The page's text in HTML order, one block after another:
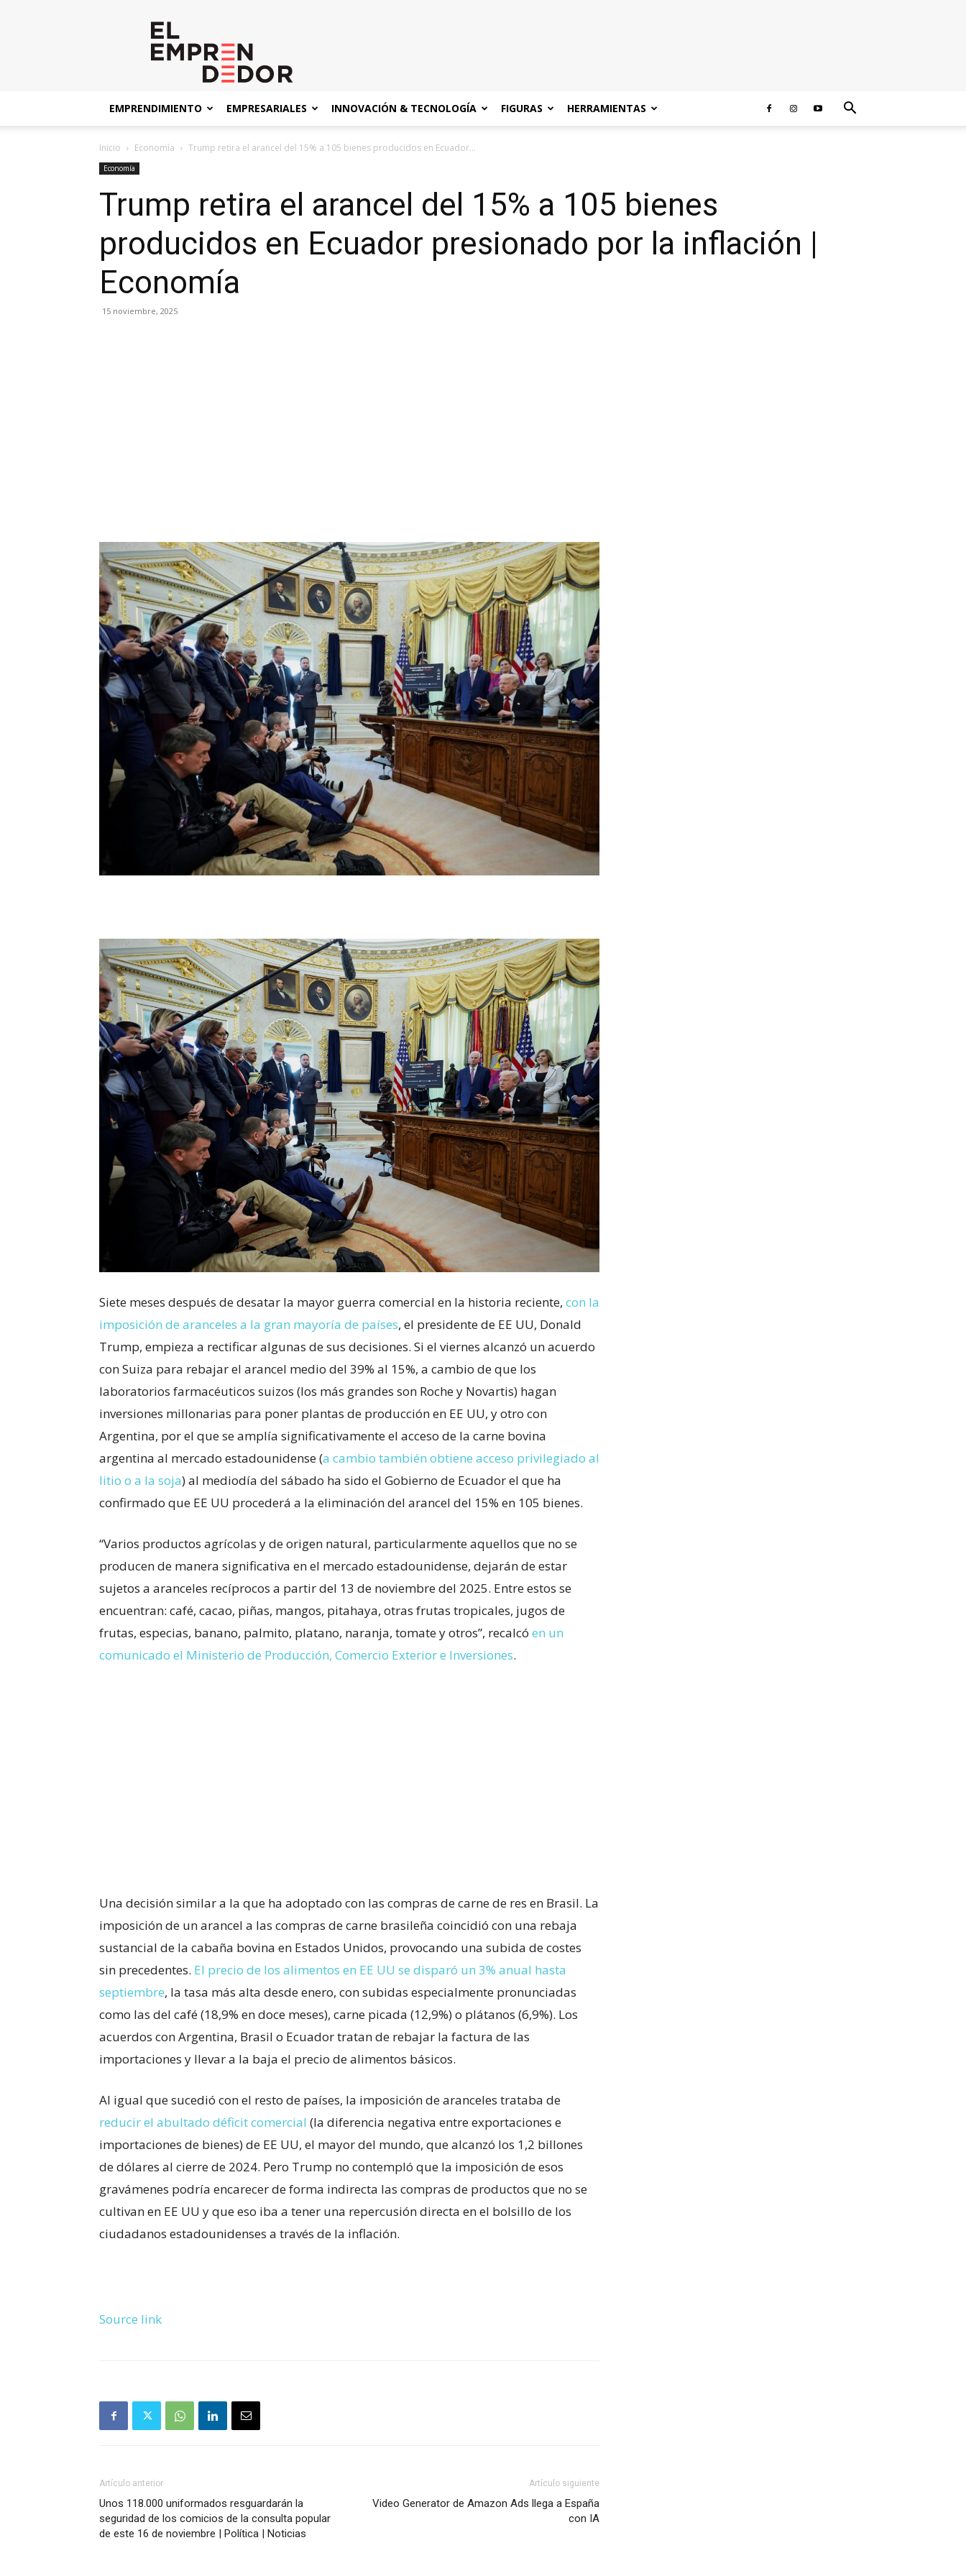
Emprendedor
EMPRENDIMIENTO EMPRESARIALES INNOVACIÓN & TECNOLOGÍA FIGURAS HERRAMIENTAS
Inicio Economía Trump retira el arancel del 15% a 105 bienes producidos en Ecuador...
Economía
Trump retira el arancel del 15% a 105 bienes
producidos en Ecuador presionado por la inflación |
Economía
15 noviembre, 2025
Siete meses después de desatar la mayor guerra comercial en la historia reciente, con la
imposición de aranceles a la gran mayoría de países, el presidente de EE UU, Donald
Trump, empieza a rectificar algunas de sus decisiones. Si el viernes alcanzó un acuerdo
con Suiza para rebajar el arancel medio del 39% al 15%, a cambio de que los
laboratorios farmacéuticos suizos (los más grandes son Roche y Novartis) hagan
inversiones millonarias para poner plantas de producción en EE UU, y otro con
Argentina, por el que se amplía significativamente el acceso de la carne bovina
argentina al mercado estadounidense (a cambio también obtiene acceso privilegiado al
litio o a la soja) al mediodía del sábado ha sido el Gobierno de Ecuador el que ha
confirmado que EE UU procederá a la eliminación del arancel del 15% en 105 bienes.
“Varios productos agrícolas y de origen natural, particularmente aquellos que no se
producen de manera significativa en el mercado estadounidense, dejarán de estar
sujetos a aranceles recíprocos a partir del 13 de noviembre del 2025. Entre estos se
encuentran: café, cacao, piñas, mangos, pitahaya, otras frutas tropicales, jugos de
frutas, especias, banano, palmito, platano, naranja, tomate y otros”, recalcó en un
comunicado el Ministerio de Producción, Comercio Exterior e Inversiones.
Una decisión similar a la que ha adoptado con las compras de carne de res en Brasil. La
imposición de un arancel a las compras de carne brasileña coincidió con una rebaja
sustancial de la cabaña bovina en Estados Unidos, provocando una subida de costes
sin precedentes. El precio de los alimentos en EE UU se disparó un 3% anual hasta
septiembre, la tasa más alta desde enero, con subidas especialmente pronunciadas
como las del café (18,9% en doce meses), carne picada (12,9%) o plátanos (6,9%). Los
acuerdos con Argentina, Brasil o Ecuador tratan de rebajar la factura de las
importaciones y llevar a la baja el precio de alimentos básicos.
Al igual que sucedió con el resto de países, la imposición de aranceles trataba de
reducir el abultado déficit comercial (la diferencia negativa entre exportaciones e
importaciones de bienes) de EE UU, el mayor del mundo, que alcanzó los 1,2 billones
de dólares al cierre de 2024. Pero Trump no contempló que la imposición de esos
gravámenes podría encarecer de forma indirecta las compras de productos que no se
cultivan en EE UU y que eso iba a tener una repercusión directa en el bolsillo de los
ciudadanos estadounidenses a través de la inflación.
Source link
Artículo anterior
Unos 118.000 uniformados resguardarán la
seguridad de los comicios de la consulta popular
de este 16 de noviembre | Política | Noticias
Artículo siguiente
Video Generator de Amazon Ads llega a España
con IA